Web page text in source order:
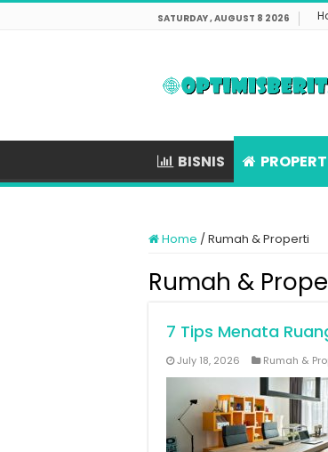
SATURDAY , AUGUST 8 2026
BISNIS
Home /Rumah & Properti
Rumah &
7 Tips Menata
July 18, 2026 Rumah &